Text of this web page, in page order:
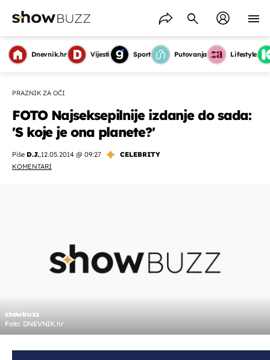
Dnevnik.hr Vijesti Sport Putovanja Lifestyle
PRAZNIK ZA OČI
FOTO Najseksepilnije izdanje do sada:
'S koje je ona planete?'
Piše D.J.,12.05.2014 @ 09:27
CELEBRITY
KOMENTARI
showbuzz
Foto: DNEVNIK.hr